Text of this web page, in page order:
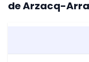
de Arzacq-